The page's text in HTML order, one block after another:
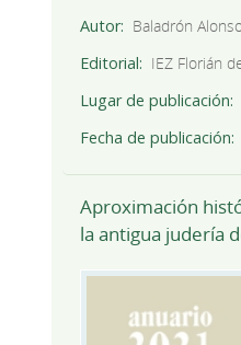
Autor
Baladrón
Editorial
IEZ Florián
Lugar de publicación
Fecha de publicación
Aproximación
la antigua judería